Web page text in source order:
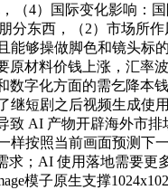
（4）国际变化影响
分东西，（2）市场
够操做脚色和镜头标
材料价钱上涨，汇率
字化方面的需乞降
短剧之后视频生成使
AI 产物开辟海外市
按照当前画面预测
；AI 使用落地需要更
模子原生支撑